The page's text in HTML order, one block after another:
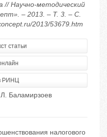
// Научно-методический
– 2013. – Т. 3. – С.
2013/53679.htm
статьи
РИНЦ
Баламирзоев
налогового